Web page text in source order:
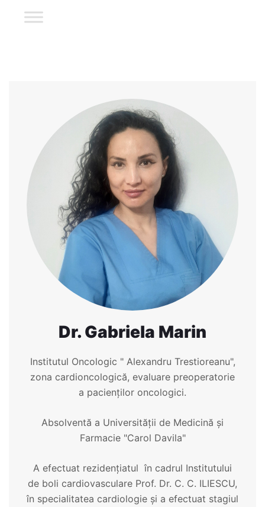
Dr. Gabriela Marin
Institutul Oncologic " Alexandru Trestioreanu",
zona cardioncologică, evaluare preoperatorie
a pacienților oncologici.
Absolventă a Universității de Medicină și
Farmacie "Carol Davila"
A efectuat rezidențiatul în cadrul Institutului
de boli cardiovasculare Prof. Dr. C. C. ILIESCU,
în specialitatea cardiologie și a efectuat stagiul